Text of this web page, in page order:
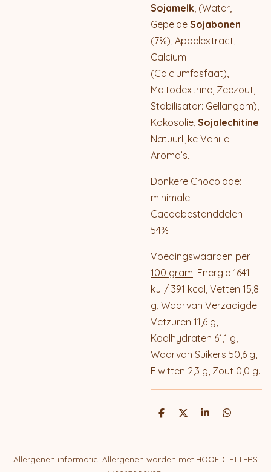
Sojamelk, (Water,
Gepelde Sojabonen
(7%), Appelextract,
Calcium
(Calciumfosfaat),
Maltodextrine, Zeezout,
Stabilisator: Gellangom),
Kokosolie, Sojalechitine
Natuurlijke Vanille
Aroma’s.
Donkere Chocolade:
minimale
Cacoabestanddelen
54%
Voedingswaarden per
100 gram: Energie 1641
kJ / 391 kcal, Vetten 15,8
g, Waarvan Verzadigde
Vetzuren 11,6 g,
Koolhydraten 61,1 g,
Waarvan Suikers 50,6 g,
Eiwitten 2,3 g, Zout 0,0 g.
D
n
D
S
e
D
n
Allergenen informatie: Allergenen worden met HOOFDLETTERS